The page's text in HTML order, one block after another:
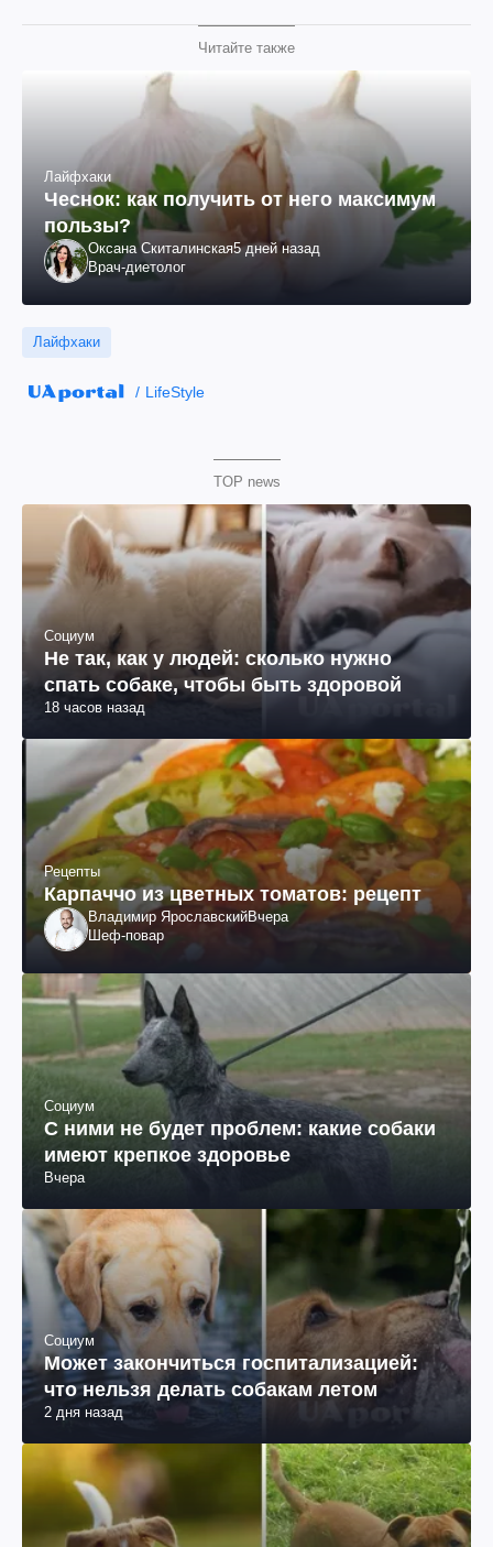
Читайте также
Лайфхаки
Чеснок: как получить от него максимум
пользы?
Оксана Скиталинская5 дней назад
Врач-диетолог
Лайфхаки
LifeStyle
TOP news
Социум
Не так, как у людей: сколько нужно
спать собаке, чтобы быть здоровой
18 часов назад
Рецепты
Карпаччо из цветных томатов: рецепт
Владимир ЯрославскийВчера
Шеф-повар
Социум
С ними не будет проблем: какие собаки
имеют крепкое здоровье
Вчера
Социум
Может закончиться госпитализацией:
что нельзя делать собакам летом
2 дня назад